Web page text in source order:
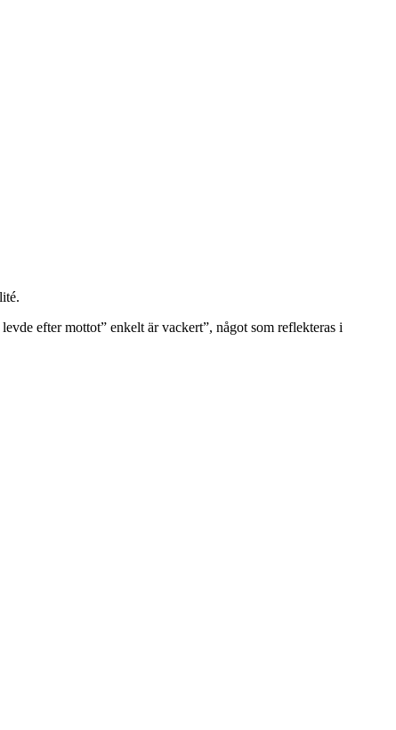
efter mottot” enkelt är vackert”, något som reflekteras i